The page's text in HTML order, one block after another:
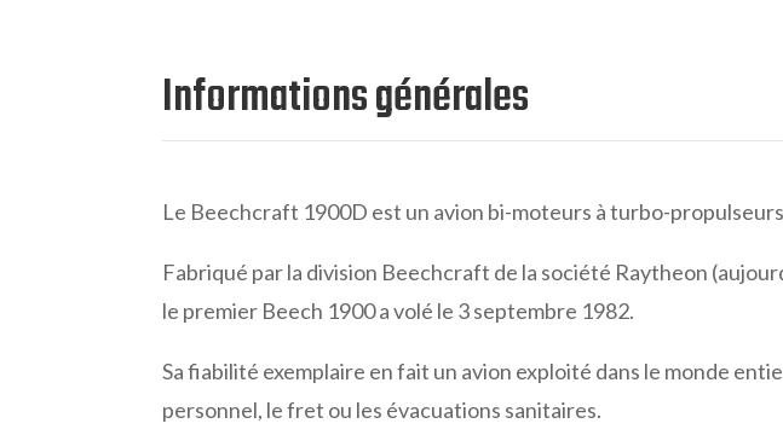
Informations générales
Le Beechcraft 1900D est un avion bi-moteurs à turbo-
Fabriqué par la division Beechcraft de la société Raytheon
le premier Beech 1900 a volé le 3 septembre 1982.
Sa fiabilité exemplaire en fait un avion exploité dans le monde
personnel, le fret ou les évacuations sanitaires.